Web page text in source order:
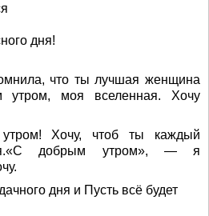
дня!
что ты лучшая женщина
утром, моя вселенная. Хочу
Хочу, чтоб ты каждый
добрым утром», — я
дня и Пусть всё будет